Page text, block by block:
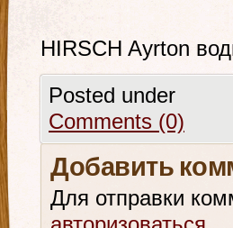
HIRSCH Ayrton
Posted under
Comments (0)
Добавить
Для отправки